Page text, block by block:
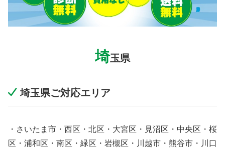
埼玉県
埼玉県ご対応エリア
・さいたま市・西区・北区・大宮区・見沼区・中央区・桜
区・浦和区・南区・緑区・岩槻区・川越市・熊谷市・川口